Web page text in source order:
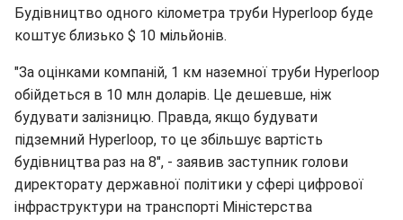
Будівництво одного кілометра труби Hyperloop буде
коштує близько $ 10 мільйонів.
"За оцінками компаній, 1 км наземної труби Hyperloop
обійдеться в 10 млн доларів. Це дешевше, ніж
будувати залізницю. Правда, якщо будувати
підземний Hyperloop, то це збільшує вартість
будівництва раз на 8", - заявив заступник голови
директорату державної політики у сфері цифрової
інфраструктури на транспорті Міністерства